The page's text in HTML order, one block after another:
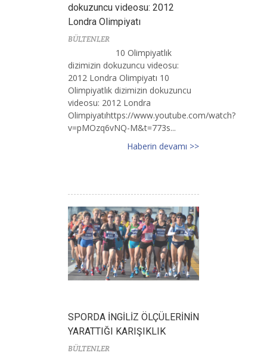
dokuzuncu videosu: 2012
Londra Olimpiyatı
BÜLTENLER
10 Olimpiyatlık
dizimizin dokuzuncu videosu:
2012 Londra Olimpiyatı 10
Olimpiyatlık dizimizin dokuzuncu
videosu: 2012 Londra
Olimpiyatıhttps://www.youtube.com/watch?
v=pMOzq6vNQ-M&t=773s...
Haberin devamı >>
SPORDA İNGİLİZ ÖLÇÜLERİNİN
YARATTIĞI KARIŞIKLIK
BÜLTENLER